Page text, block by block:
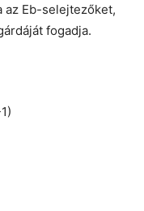
az Eb-selejtezőket,
fogadja.